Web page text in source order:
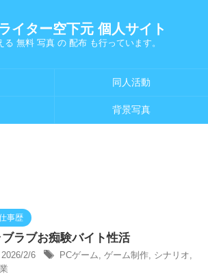
イター空下元 個人サイト
る 無料 写真 の 配布 も行っています。
同人活動
背景写真
事歴
ブラブお痴験バイト性活
2026/2/6 PCゲーム, ゲーム制作, シナリオ,